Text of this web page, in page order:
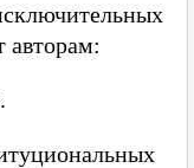
авторам: